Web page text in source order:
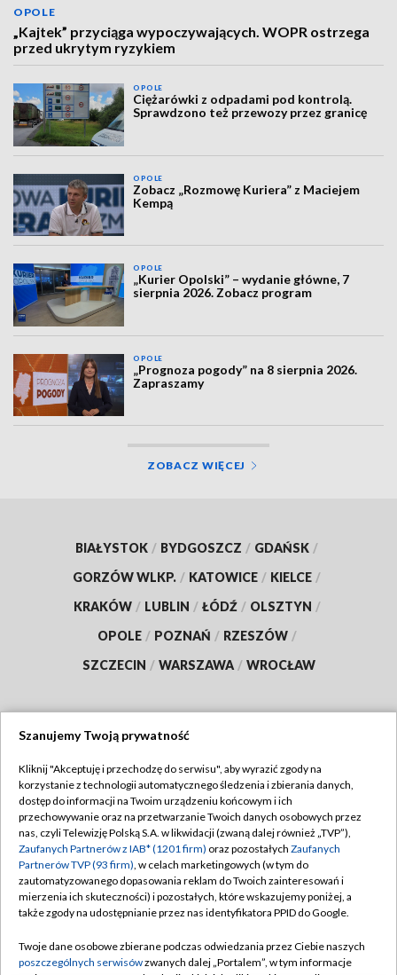
OPOLE
„Kajtek” przyciąga wypoczywających. WOPR ostrzega
przed ukrytym ryzykiem
OPOLE
Ciężarówki z odpadami pod kontrolą.
Sprawdzono też przewozy przez granicę
OPOLE
Zobacz „Rozmowę Kuriera” z Maciejem
Kempą
OPOLE
„Kurier Opolski” – wydanie główne, 7
sierpnia 2026. Zobacz program
OPOLE
„Prognoza pogody” na 8 sierpnia 2026.
Zapraszamy
ZOBACZ WIĘCEJ
BIAŁYSTOK / BYDGOSZCZ / GDAŃSK /
GORZÓW WLKP. / KATOWICE / KIELCE /
KRAKÓW / LUBLIN / ŁÓDŹ / OLSZTYN /
OPOLE / POZNAŃ / RZESZÓW /
SZCZECIN / WARSZAWA / WROCŁAW
TVP
Abonament TVP
Emisja w TVP
Centrum informacji TVP
Naziemna Telewizja Cyfrowa
Rada Programowa
Regulamin TVP
Polityka prywatności
Moje zgody
Pomoc
Kontakt
Szanujemy Twoją prywatność
Kliknij "Akceptuję i przechodzę do serwisu", aby wyrazić zgody na
korzystanie z technologii automatycznego śledzenia i zbierania danych,
dostęp do informacji na Twoim urządzeniu końcowym i ich
przechowywanie oraz na przetwarzanie Twoich danych osobowych przez
nas, czyli Telewizję Polską S.A. w likwidacji (zwaną dalej również „TVP”),
Zaufanych Partnerów z IAB* (1201 firm) oraz pozostałych Zaufanych
Partnerów TVP (93 firm), w celach marketingowych (w tym do
zautomatyzowanego dopasowania reklam do Twoich zainteresowań i
mierzenia ich skuteczności) i pozostałych, które wskazujemy poniżej, a
także zgody na udostępnianie przez nas identyfikatora PPID do Google.
Twoje dane osobowe zbierane podczas odwiedzania przez Ciebie naszych
poszczególnych serwisówzwanych dalej „Portalem”, w tym informacje